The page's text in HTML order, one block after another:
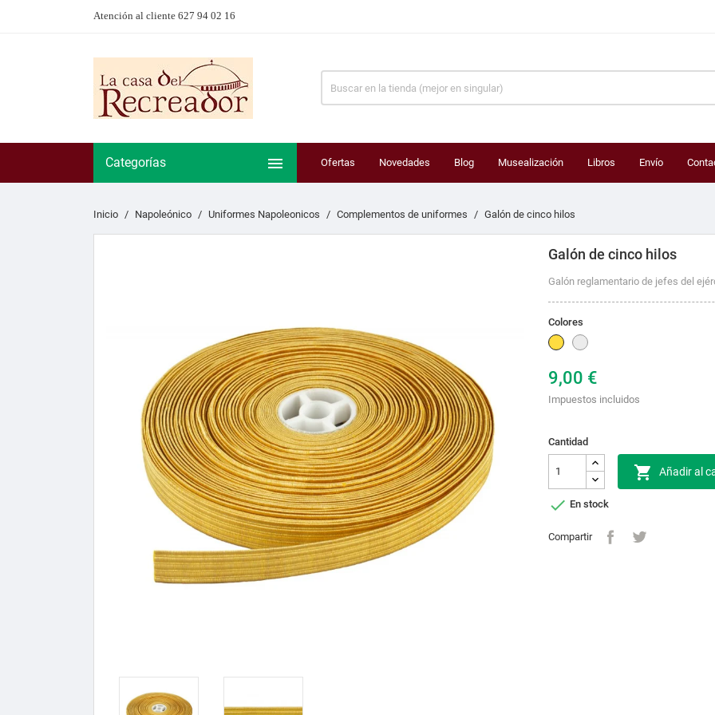
Atención al cliente 627 94 02 16
Categorías  Ofertas Novedades Blog Musealización Libros Envío
Inicio Napoleónico Uniformes Napoleonicos Complementos de uniformes Galón de cinco hilos
Galón de cinco hilos
Galón reglamentario de jefes del
Colores
DoradoPlateado
9,00 €
Impuestos incluidos
Cantidad
 Añadir al
 En stock
Compartir